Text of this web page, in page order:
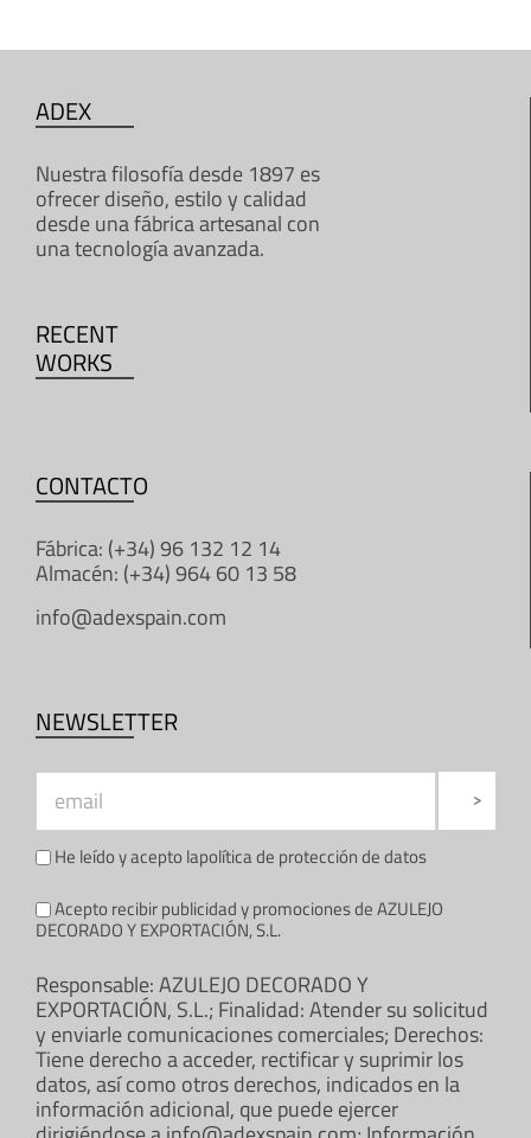
ADEX
Nuestra filosofía desde 1897 es
ofrecer diseño, estilo y calidad
desde una fábrica artesanal con
una tecnología avanzada.
RECENT
WORKS
CONTACTO
Fábrica: (+34) 96 132 12 14
Almacén: (+34) 964 60 13 58
info@adexspain.com
NEWSLETTER
He leído y acepto lapolítica de protección de datos
Acepto recibir publicidad y promociones de AZULEJO
DECORADO Y EXPORTACIÓN, S.L.
Responsable: AZULEJO DECORADO Y
EXPORTACIÓN, S.L.; Finalidad: Atender su solicitud
y enviarle comunicaciones comerciales; Derechos:
Tiene derecho a acceder, rectificar y suprimir los
datos, así como otros derechos, indicados en la
información adicional, que puede ejercer